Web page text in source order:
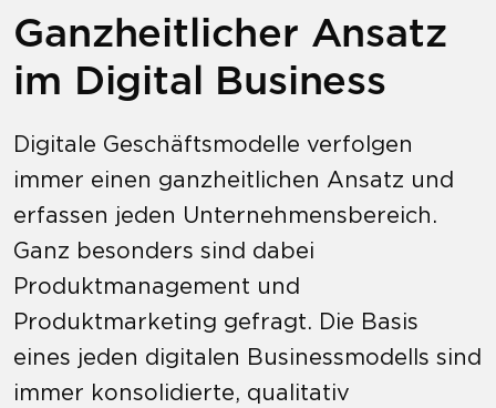
Ganzheitlicher Ansatz
im Digital Business
Digitale Geschäftsmodelle verfolgen
immer einen ganzheitlichen Ansatz und
erfassen jeden Unternehmensbereich.
Ganz besonders sind dabei
Produktmanagement und
Produktmarketing gefragt. Die Basis
eines jeden digitalen Businessmodells sind
immer konsolidierte, qualitativ